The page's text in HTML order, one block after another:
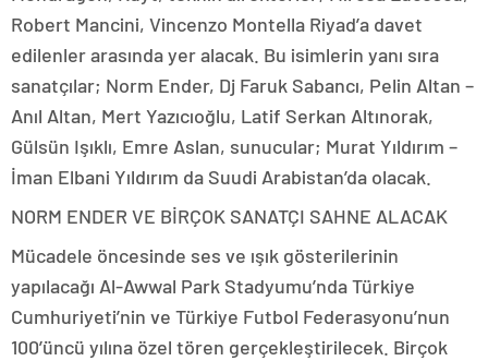
Robert Mancini, Vincenzo Montella Riyad’a davet
edilenler arasında yer alacak. Bu isimlerin yanı sıra
sanatçılar; Norm Ender, Dj Faruk Sabancı, Pelin Altan –
Anıl Altan, Mert Yazıcıoğlu, Latif Serkan Altınorak,
Gülsün Işıklı, Emre Aslan, sunucular; Murat Yıldırım –
İman Elbani Yıldırım da Suudi Arabistan’da olacak.
NORM ENDER VE BİRÇOK SANATÇI SAHNE ALACAK
Mücadele öncesinde ses ve ışık gösterilerinin
yapılacağı Al-Awwal Park Stadyumu’nda Türkiye
Cumhuriyeti’nin ve Türkiye Futbol Federasyonu’nun
100’üncü yılına özel tören gerçekleştirilecek. Birçok